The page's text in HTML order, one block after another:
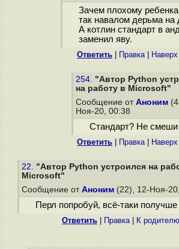
Зачем плохому
так навалом дерьма на
А котлин стандарт в
заменил яву.
Ответить Правка| Наверх
254. "Автор Python
на работу в Microsoft"
Сообщение от Аноним
Ноя-20, 00:38
Стандарт? Не
Ответить Правка| Наверх
22. "Автор Python устроился на
Microsoft"
Сообщение от Аноним (22), 12-Ноя-
Перл попробуй, всё-таки получше
Ответить Правка| К